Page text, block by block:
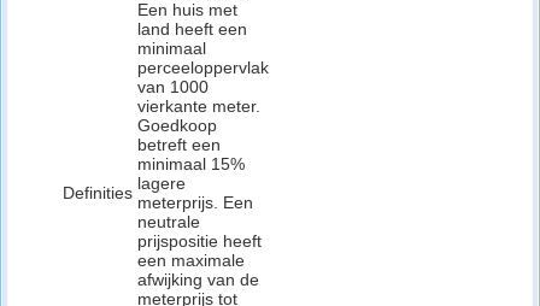
Definities
Een huis met
land heeft een
minimaal
perceeloppervlak
van 1000
vierkante meter.
Goedkoop
betreft een
minimaal 15%
lagere
meterprijs. Een
neutrale
prijspositie heeft
een maximale
afwijking van de
meterprijs tot